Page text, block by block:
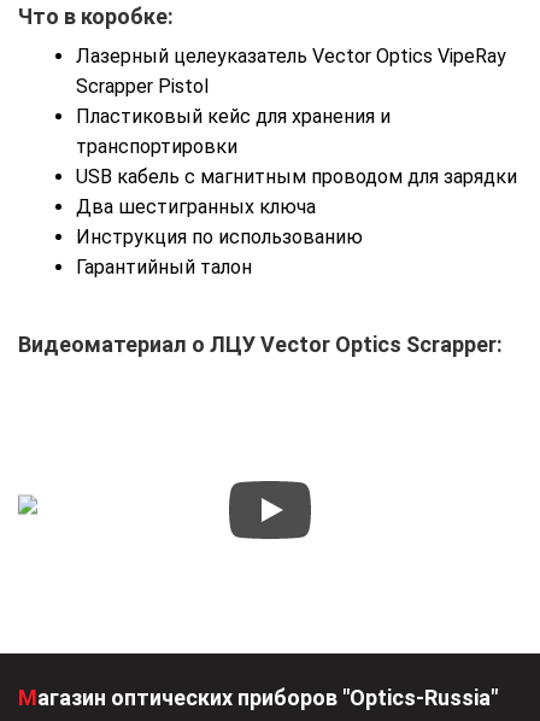
Что в коробке:
Лазерный целеуказатель Vector Optics VipeRay
Scrapper Pistol
Пластиковый кейс для хранения и
транспортировки
USB кабель с магнитным проводом для зарядки
Два шестигранных ключа
Инструкция по использованию
Гарантийный талон
Видеоматериал о ЛЦУ Vector Optics Scrapper:
Магазин оптических приборов "Optics-Russia"